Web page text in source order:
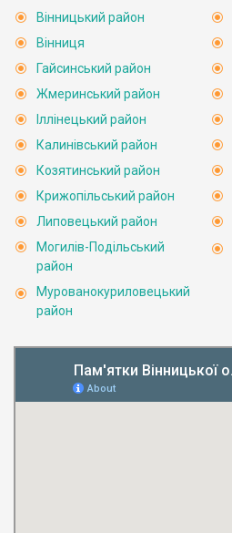
Вінницький район
Вінниця
Гайсинський район
Жмеринський район
Іллінецький район
Калинівський район
Козятинський район
Крижопільський район
Липовецький район
Могилів-Подільський
район
Мурованокуриловецький
район